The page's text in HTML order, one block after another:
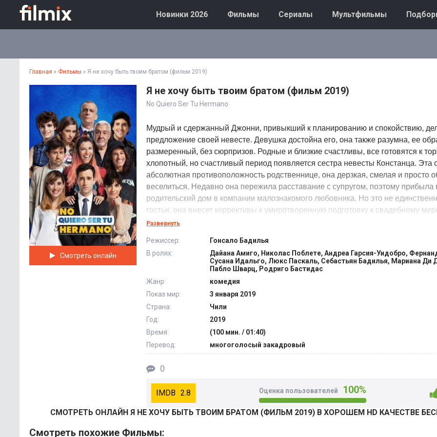
Новинки 2026 Фильмы Сериалы Мультфильмы
Главная » Фильмы » Я не хочу быть твоим братом (фильм 2019)
Смотреть онлайн
Я не хочу быть твоим братом (фильм 2019)
No Quiero Ser Tu Hermano
Мудрый и сдержанный Джонни, привыкший к планированию и спокойствию,
предложение своей невесте. Девушка достойна его, она также разумна, ее
размеренный, без сюрпризов. Родные и близкие счастливы, все готовятся к
хлопотный, но счастливый период появляется сестра невесты Констанца. Эта
абсолютная противоположность родственнице, она дерзкая, смелая и просто
веселиться. Недавно она пережила расставание с супругом, поэтому прибыла
родительский дом в компании малознакомого любовника. Но это не
гостьи, она внесет коррективы к умиротворенную подготовку к свадебному
Джонни предстоит вынести все шуточки и проблемы, увидеть разницу между
жизни... @Filmix.fan
Развернуть
Режиссер:
Гонсало Бадилья
В ролях:
Дайана Амиго, Николас Поблете, Андреа Гарсия-Уидобро,
Сусана Идальго, Люкс Паскаль, Себастьян Бадилья, Мариана Ди
Пабло Шварц, Родриго Бастидас
Жанр:
комедия
Показ мир:
3 января 2019
Страна:
Чили
Год:
2019
Время:
(100 мин. / 01:40)
Перевод:
многоголосый закадровый
0
2.8 Оценка пользователей 100%
СМОТРEТЬ ОНЛАЙН Я НЕ ХОЧУ БЫТЬ ТВОИМ БРАТОМ (ФИЛЬМ 2019) В ХОРОШЕМ HD КАЧЕСТВЕ
Смотреть похожие Фильмы: